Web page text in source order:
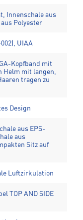
Innenschale aus
Polyester
UIAA
Kopfband mit
Helm mit langen,
tragen zu
Design
aus EPS-
aus
Sitz auf
Luftzirkulation
TOP AND SIDE